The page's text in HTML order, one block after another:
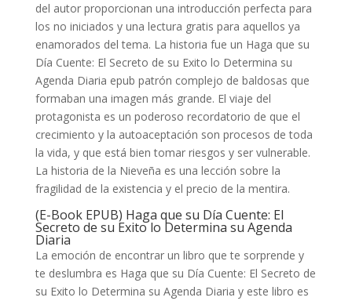
del autor proporcionan una introducción perfecta para
los no iniciados y una lectura gratis para aquellos ya
enamorados del tema. La historia fue un Haga que su
Día Cuente: El Secreto de su Exito lo Determina su
Agenda Diaria epub patrón complejo de baldosas que
formaban una imagen más grande. El viaje del
protagonista es un poderoso recordatorio de que el
crecimiento y la autoaceptación son procesos de toda
la vida, y que está bien tomar riesgos y ser vulnerable.
La historia de la Nieveña es una lección sobre la
fragilidad de la existencia y el precio de la mentira.
(E-Book EPUB) Haga que su Día Cuente: El
Secreto de su Exito lo Determina su Agenda
Diaria
La emoción de encontrar un libro que te sorprende y
te deslumbra es Haga que su Día Cuente: El Secreto de
su Exito lo Determina su Agenda Diaria y este libro es